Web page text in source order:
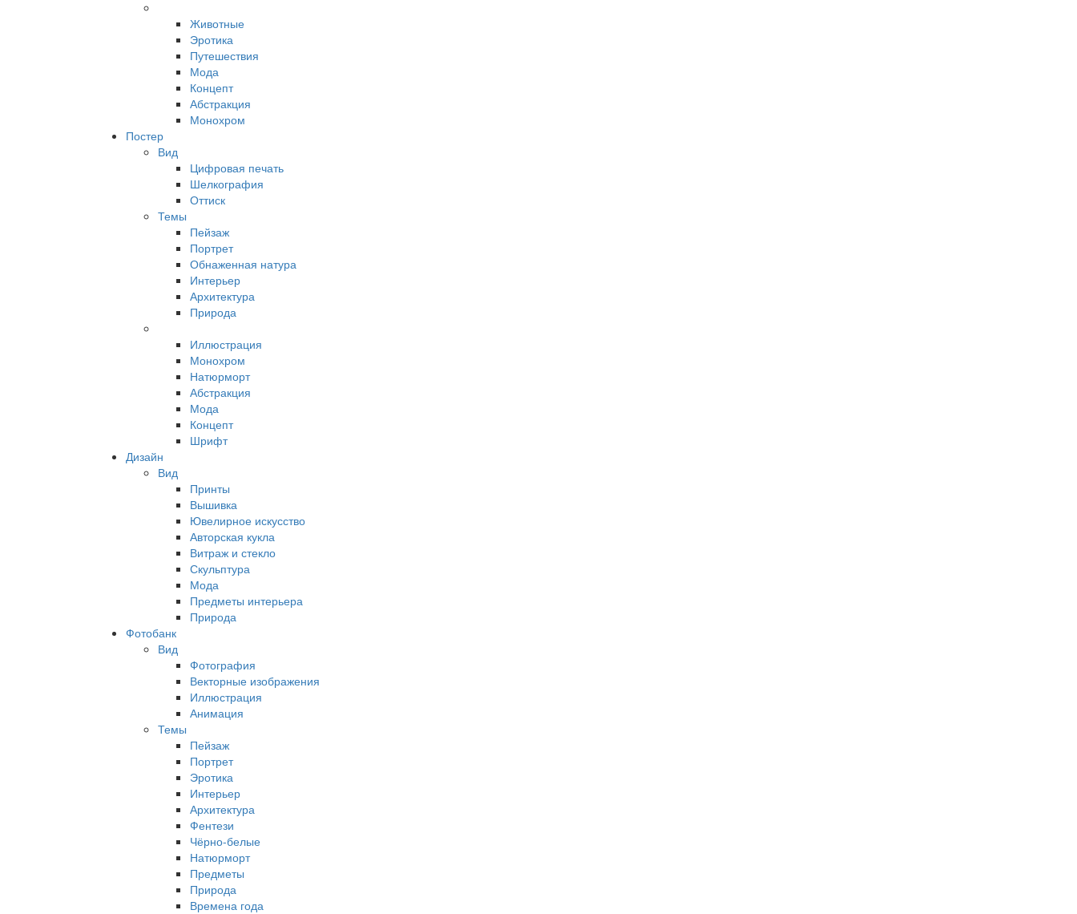
Животные
Эротика
Путешествия
Мода
Концепт
Абстракция
Монохром
Постер
Вид
Цифровая печать
Шелкография
Оттиск
Темы
Пейзаж
Портрет
Обнаженная натура
Интерьер
Архитектура
Природа
Иллюстрация
Монохром
Натюрморт
Абстракция
Мода
Концепт
Шрифт
Дизайн
Вид
Принты
Вышивка
Ювелирное искусство
Авторская кукла
Витраж и стекло
Скульптура
Мода
Предметы интерьера
Природа
Фотобанк
Вид
Фотография
Векторные изображения
Иллюстрация
Анимация
Темы
Пейзаж
Портрет
Эротика
Интерьер
Архитектура
Фентези
Чёрно-белые
Натюрморт
Предметы
Природа
Времена года